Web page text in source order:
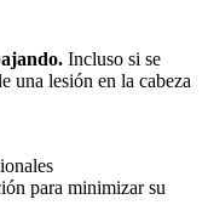
Incluso si se
una lesión en la cabeza
para minimizar su